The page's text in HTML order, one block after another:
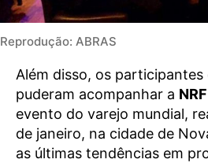
Reprodução: ABRAS
Além disso, os
puderam acompanhar a
evento do varejo mundial,
de janeiro, na cidade de
as últimas tendências em